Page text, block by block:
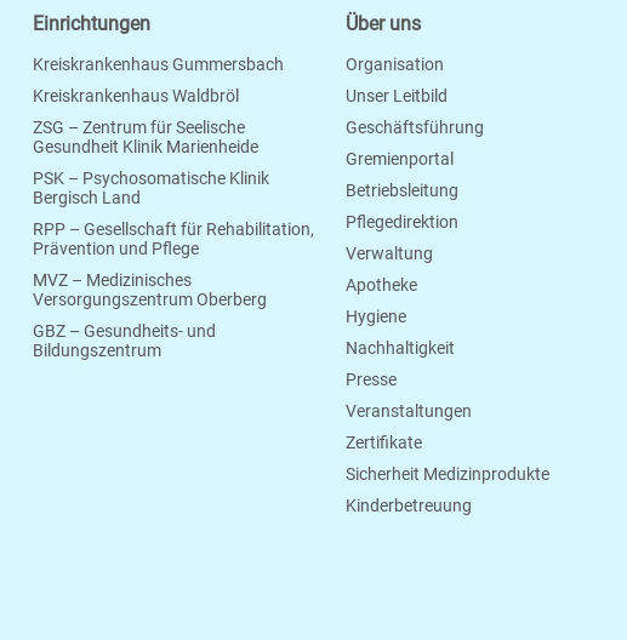
Einrichtungen
Kreiskrankenhaus Gummersbach
Kreiskrankenhaus Waldbröl
ZSG – Zentrum für Seelische
Gesundheit Klinik Marienheide
PSK – Psychosomatische Klinik
Bergisch Land
RPP – Gesellschaft für Rehabilitation,
Prävention und Pflege
MVZ – Medizinisches
Versorgungszentrum Oberberg
GBZ – Gesundheits- und
Bildungszentrum
Über uns
Organisation
Unser Leitbild
Geschäftsführung
Gremienportal
Betriebsleitung
Pflegedirektion
Verwaltung
Apotheke
Hygiene
Nachhaltigkeit
Presse
Veranstaltungen
Zertifikate
Sicherheit Medizinprodukte
Kinderbetreuung